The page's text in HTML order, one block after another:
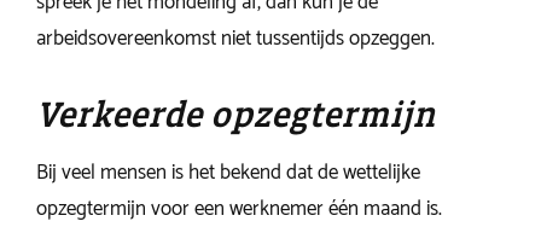
arbeidsovereenkomst niet tussentijds opzeggen.
Verkeerde opzegtermijn
Bij veel mensen is het bekend dat de wettelijke
opzegtermijn voor een werknemer één maand is.